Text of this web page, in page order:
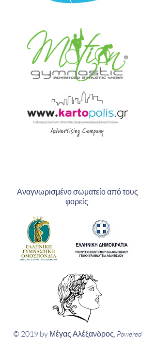
Αναγνωρισμένο σωματείο από τους
φορείς:
© 2019 by Μέγας Αλέξανδρος, Powered